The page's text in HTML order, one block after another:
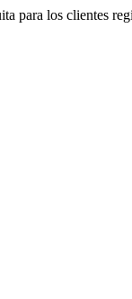
para los clientes